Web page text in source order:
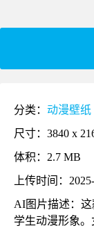
分类： 动漫壁纸
尺寸：3840 x
体积：2.7 MB
上传时间：
AI图片描述：
学生动漫形象